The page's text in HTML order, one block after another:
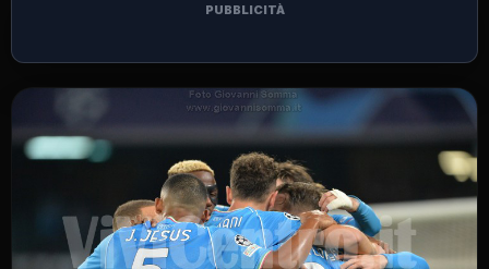
PUBBLICITÀ